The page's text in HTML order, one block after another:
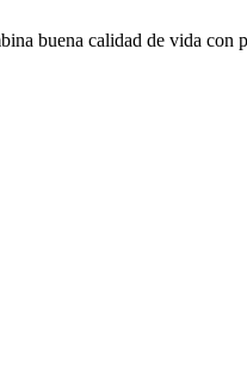
buena calidad de vida con